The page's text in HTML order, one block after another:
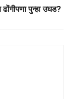
पुन्हा उघड?